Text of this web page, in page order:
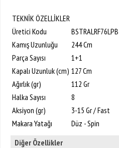
TEKNİK ÖZELLİKLER
Üretici Kodu
BSTRALRF76LPB
Kamış Uzunluğu
244 Cm
Parça Sayısı
1+1
Kapalı Uzunluk (cm) 127 Cm
Ağırlık (gr)
112 Gr
Halka Sayısı
8
Aksiyon (gr)
3-15 Gr / Fast
Makara Yatağı
Düz - Spin
Diğer Özellikler